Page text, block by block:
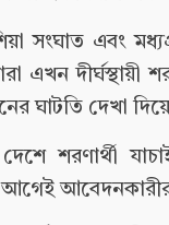
সংঘাত এবং
এখন
ঘাটতি দেখা
শরণার্থী